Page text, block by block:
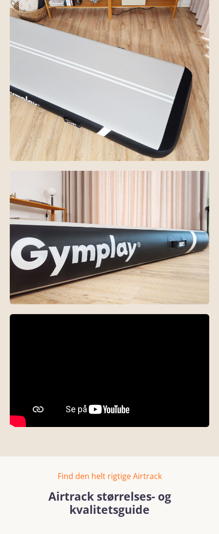
Find den helt rigtige Airtrack
Airtrack størrelses- og
kvalitetsguide